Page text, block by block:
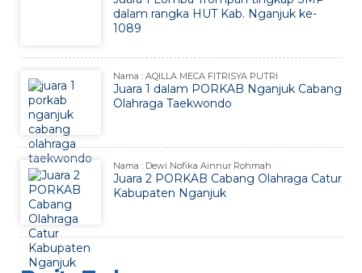
dalam rangka HUT Kab. Nganjuk ke-
1089
Nama : AQILLA MECA FITRISYA PUTRI
Juara 1 dalam PORKAB Nganjuk Cabang
Olahraga Taekwondo
Nama : Dewi Nofika Ainnur Rohmah
Juara 2 PORKAB Cabang Olahraga Catur
Kabupaten Nganjuk